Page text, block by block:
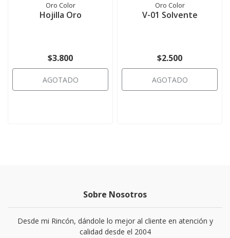
Oro Color
Hojilla Oro
$3.800
AGOTADO
Oro Color
V-01 Solvente
$2.500
AGOTADO
Sobre Nosotros
Desde mi Rincón, dándole lo mejor al cliente en atención y
calidad desde el 2004